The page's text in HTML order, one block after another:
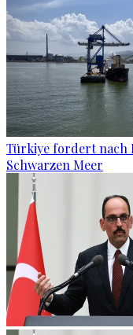
Türkiye fordert nach
Schwarzen Meer